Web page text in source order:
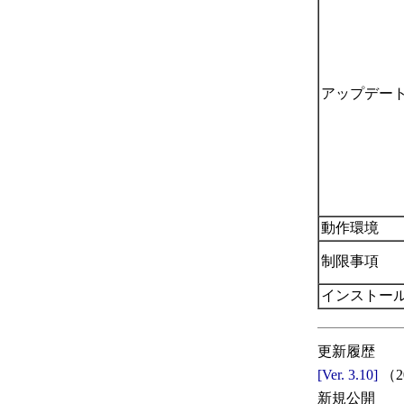
アップデー
動作環境
制限事項
インストー
更新履歴
[Ver. 3.10] （
新規公開